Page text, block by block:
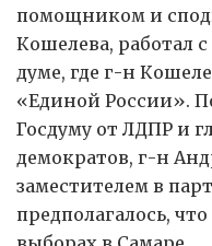
помощником и
Кошелева, работал
думе, где г-н
«Единой России».
Госдуму от ЛДПР и
демократов, г-н
заместителем в
предполагалось,